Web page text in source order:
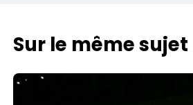
Sur le même sujet